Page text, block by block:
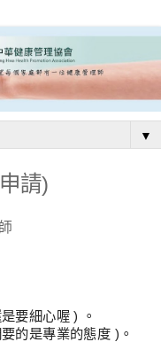
▼
請)
要細心喔 )
。
的是專業的態度 ) 。